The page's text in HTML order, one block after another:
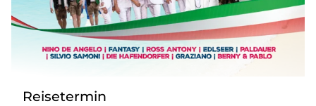
Reisetermin